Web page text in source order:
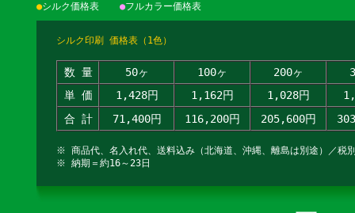
●シルク価格表 ●フルカラー価格表
シルク印刷 価格表（1色）
数 量 50ヶ 100ヶ 200ヶ
単 価
1,428円 1,162円 1,028円
合 計
71,400円 116,200円 205,600円
※ 商品代、名入れ代、送料込み（北海道、沖縄、離島は別途）／税
※ 納期＝約16～23日